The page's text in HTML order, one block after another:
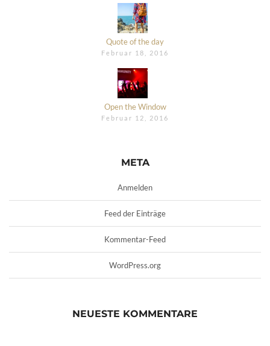
Quote of the day
Februar 18, 2016
Open the Window
Februar 12, 2016
META
Anmelden
Feed der Einträge
Kommentar-Feed
WordPress.org
NEUESTE KOMMENTARE